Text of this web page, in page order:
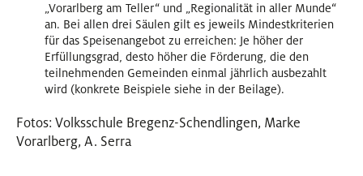
„Vorarlberg am Teller“ und „Regionalität in aller Munde“
an. Bei allen drei Säulen gilt es jeweils Mindestkriterien
für das Speisenangebot zu erreichen: Je höher der
Erfüllungsgrad, desto höher die Förderung, die den
teilnehmenden Gemeinden einmal jährlich ausbezahlt
wird (konkrete Beispiele siehe in der Beilage).
Fotos: Volksschule Bregenz-Schendlingen, Marke
Vorarlberg, A. Serra